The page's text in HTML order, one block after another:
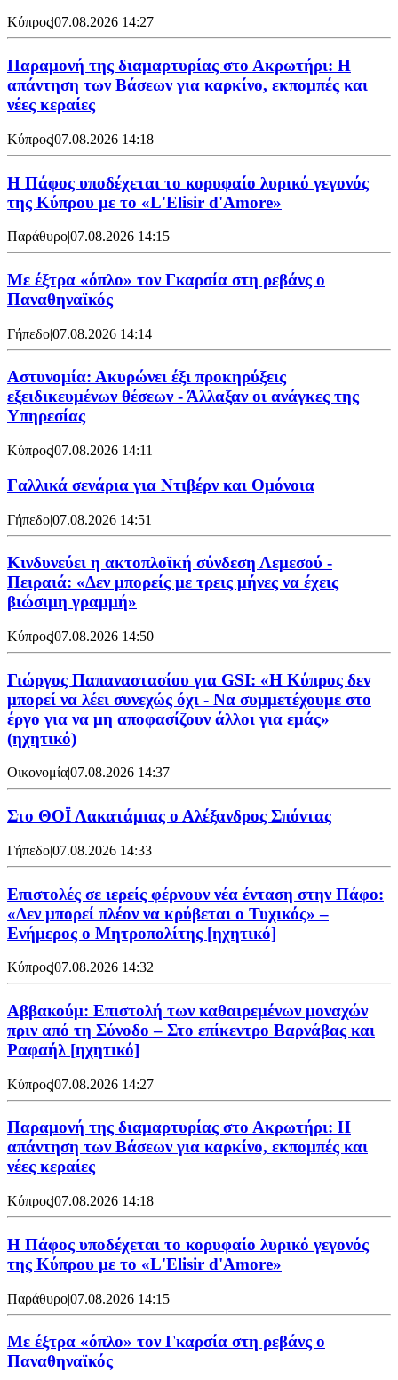
Κύπρος|07.08.2026 14:27
Παραμονή της διαμαρτυρίας στο Ακρωτήρι: Η
απάντηση των Βάσεων για καρκίνο, εκπομπές και
νέες κεραίες
Κύπρος|07.08.2026 14:18
Η Πάφος υποδέχεται το κορυφαίο λυρικό γεγονός
της Κύπρου με το «L'Elisir d'Amore»
Παράθυρο|07.08.2026 14:15
Mε έξτρα «όπλο» τον Γκαρσία στη ρεβάνς ο
Παναθηναϊκός
Γήπεδο|07.08.2026 14:14
Αστυνομία: Ακυρώνει έξι προκηρύξεις
εξειδικευμένων θέσεων - Άλλαξαν οι ανάγκες της
Υπηρεσίας
Κύπρος|07.08.2026 14:11
Γαλλικά σενάρια για Ντιβέρν και Ομόνοια
Γήπεδο|07.08.2026 14:51
Κινδυνεύει η ακτοπλοϊκή σύνδεση Λεμεσού -
Πειραιά: «Δεν μπορείς με τρεις μήνες να έχεις
βιώσιμη γραμμή»
Κύπρος|07.08.2026 14:50
Γιώργος Παπαναστασίου για GSI: «Η Κύπρος δεν
μπορεί να λέει συνεχώς όχι - Να συμμετέχουμε στο
έργο για να μη αποφασίζουν άλλοι για εμάς»
(ηχητικό)
Οικονομία|07.08.2026 14:37
Στο ΘΟΪ Λακατάμιας ο Αλέξανδρος Σπόντας
Γήπεδο|07.08.2026 14:33
Επιστολές σε ιερείς φέρνουν νέα ένταση στην Πάφο:
«Δεν μπορεί πλέον να κρύβεται ο Τυχικός» –
Ενήμερος ο Μητροπολίτης [ηχητικό]
Κύπρος|07.08.2026 14:32
Αββακούμ: Επιστολή των καθαιρεμένων μοναχών
πριν από τη Σύνοδο – Στο επίκεντρο Βαρνάβας και
Ραφαήλ [ηχητικό]
Κύπρος|07.08.2026 14:27
Παραμονή της διαμαρτυρίας στο Ακρωτήρι: Η
απάντηση των Βάσεων για καρκίνο, εκπομπές και
νέες κεραίες
Κύπρος|07.08.2026 14:18
Η Πάφος υποδέχεται το κορυφαίο λυρικό γεγονός
της Κύπρου με το «L'Elisir d'Amore»
Παράθυρο|07.08.2026 14:15
Mε έξτρα «όπλο» τον Γκαρσία στη ρεβάνς ο
Παναθηναϊκός